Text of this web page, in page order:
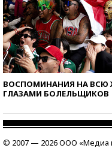
ВОСПОМИНАНИЯ НА ВСЮ
ГЛАЗАМИ БОЛЕЛЬЩИКОВ
© 2007 — 2026 ООО «Медиа